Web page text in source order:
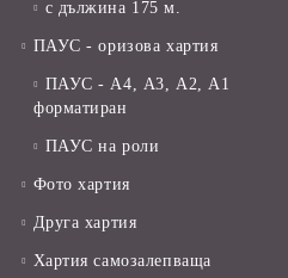
с дължина 175 м.
ПАУС - оризова хартия
ПАУС - А4, А3, А2, А1
форматиран
ПАУС на роли
Фото хартия
Друга хартия
Хартия самозалепваща